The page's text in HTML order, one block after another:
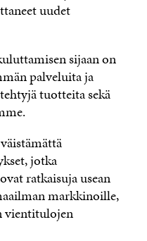
uudet
sijaan on
palveluita ja
tuotteita sekä
jotka
ratkaisuja usean
markkinoille,
vientitulojen